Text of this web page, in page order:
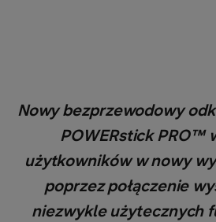
Nowy bezprzewodowy
POWERstick PRO™
użytkowników w nowy
poprzez połączenie
niezwykle użytecznych